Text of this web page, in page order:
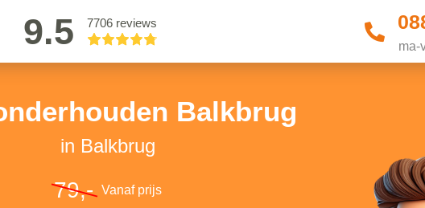
9.5 7706 reviews
ma-
Balkbrug
in Balkbrug
79,- Vanaf prijs